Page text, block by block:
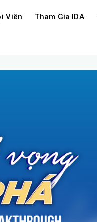
Viên Tham Gia IDA